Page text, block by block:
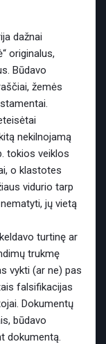
dažnai
originalus,
Būdavo
žemės
nekilnojamą
tokios veiklos
o klastotes
vidurio tarp
jų vietą
turtinę ar
trukmę
vykti (ar ne) pas
falsifikacijas
Dokumentų
būdavo
dokumentą.